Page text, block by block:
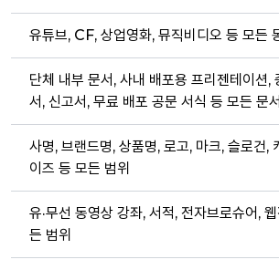
유튜브, CF, 상업영화, 뮤직비디오 등 모든
단체 내부 문서, 사내 배포용 프리젠테이션,
서, 신고서, 무료 배포 공문 서식 등 모든 문서
사명, 브랜드명, 상품명, 로고, 마크, 슬로건,
이즈 등 모든 범위
유·무선 동영상 강좌, 서적, 전자브로슈어,
든 범위